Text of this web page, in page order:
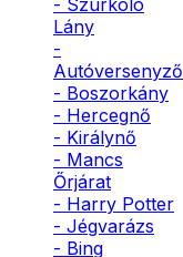
- Szurkoló
Lány
-
Autóversenyző
- Boszorkány
- Hercegnő
- Királynő
- Mancs
Őrjárat
- Harry Potter
- Jégvarázs
- Bing